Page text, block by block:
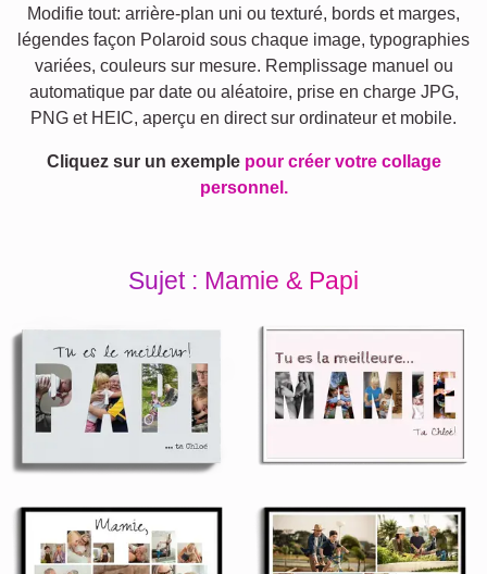
Modifie tout: arrière-plan uni ou texturé, bords et marges,
légendes façon Polaroid sous chaque image, typographies
variées, couleurs sur mesure. Remplissage manuel ou
automatique par date ou aléatoire, prise en charge JPG,
PNG et HEIC, aperçu en direct sur ordinateur et mobile.
Cliquez sur un exemple pour créer votre collage
personnel.
Sujet : Mamie & Papi